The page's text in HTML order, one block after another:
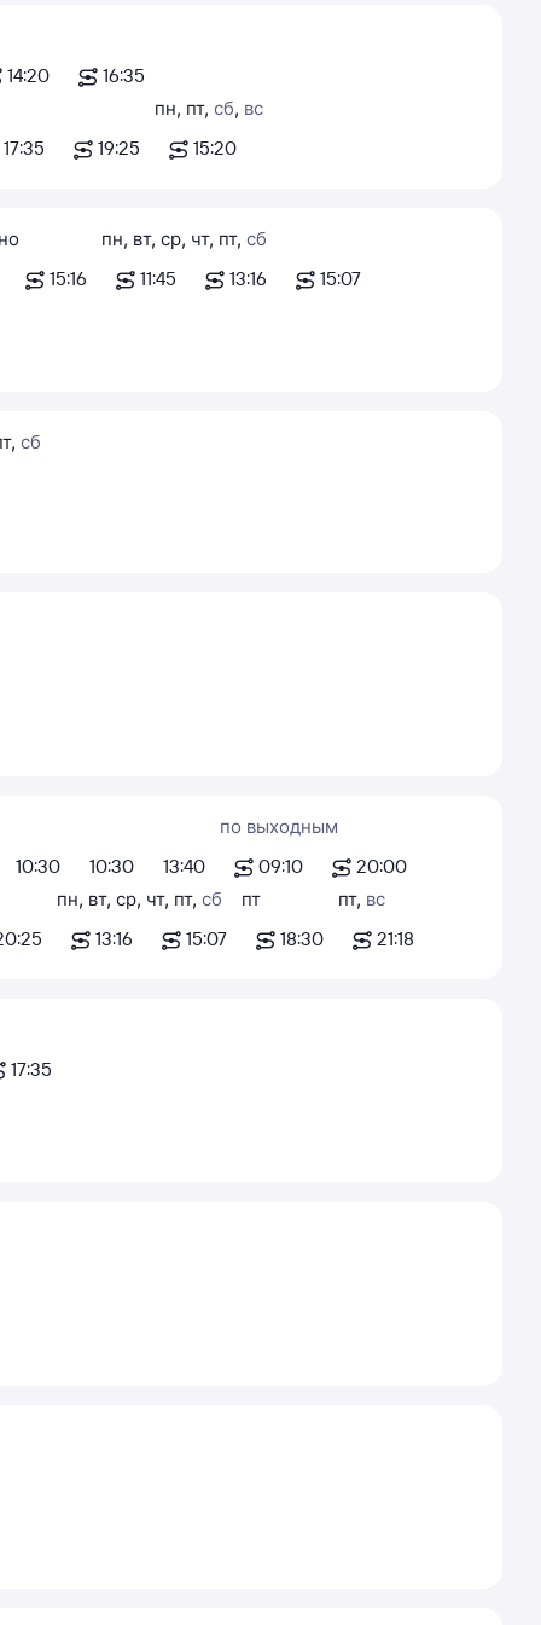
14:20 16:35
17:35 19:25
пн, пт, сб, вс
15:20
15:16
пн, вт, ср, чт, пт, сб
11:45
13:16 15:07
, сб
10:30 10:30 13:40
по выходным
09:10
20:00
пн, вт, ср, чт, пт, сб
13:16
15:07
пт
18:30
пт, вс
21:18
17:35